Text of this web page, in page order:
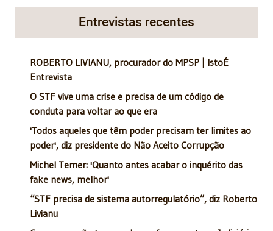
Entrevistas recentes
ROBERTO LIVIANU, procurador do MPSP | IstoÉ
Entrevista
O STF vive uma crise e precisa de um código de
conduta para voltar ao que era
'Todos aqueles que têm poder precisam ter limites ao
poder', diz presidente do Não Aceito Corrupção
Michel Temer: 'Quanto antes acabar o inquérito das
fake news, melhor'
“STF precisa de sistema autorregulatório”, diz Roberto
Livianu